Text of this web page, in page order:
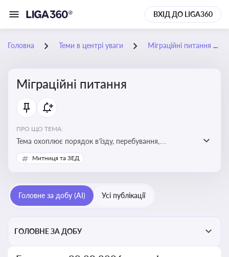
ВХІД ДО LIGA360
Головна Теми в центрі уваги Міграційні питання
Міграційні питання
ПРО ЩО ТЕМА:
Тема охоплює порядок в’їзду, перебування,
працевлаштування іноземців, а також набуття або
втрату громадянства України
Митниця та ЗЕД
Головне за добу (AI) Усі публікації
ГОЛОВНЕ ЗА ДОБУ